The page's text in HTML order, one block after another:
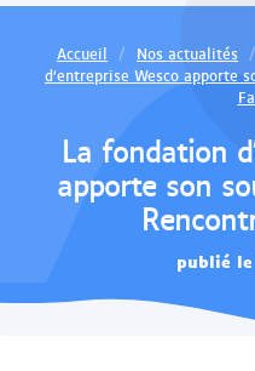
Accueil Nos actualités
d’entreprise Wesco apporte
La fondation
apporte son
publié